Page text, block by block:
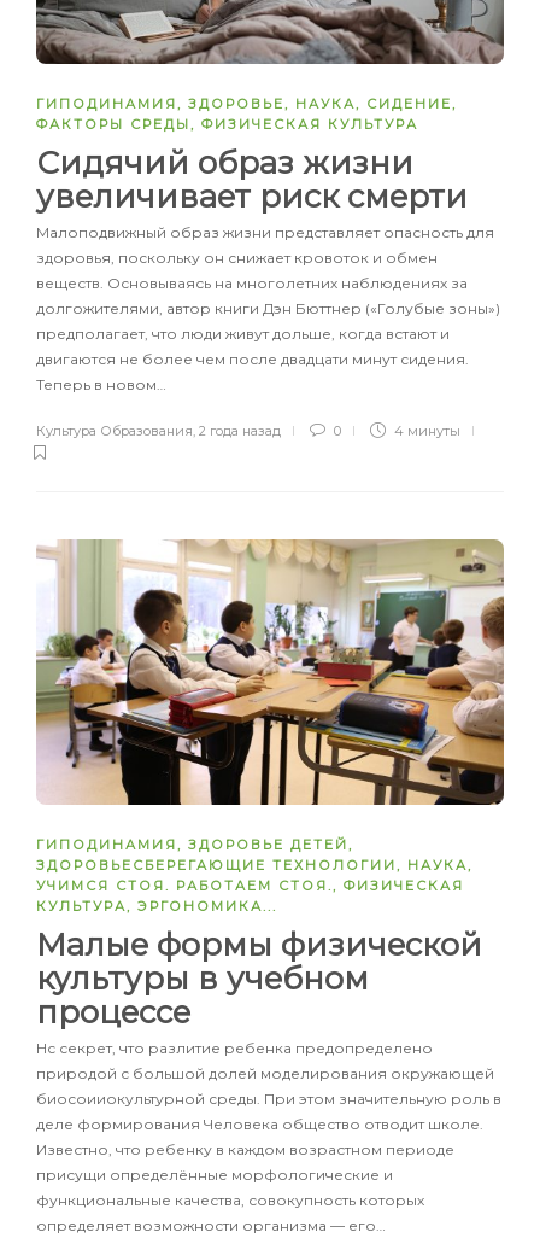
ГИПОДИНАМИЯ, ЗДОРОВЬЕ, НАУКА, СИДЕНИЕ,
ФАКТОРЫ СРЕДЫ, ФИЗИЧЕСКАЯ КУЛЬТУРА
Сидячий образ жизни
увеличивает риск смерти
Малоподвижный образ жизни представляет опасность для
здоровья, поскольку он снижает кровоток и обмен
веществ. Основываясь на многолетних наблюдениях за
долгожителями, автор книги Дэн Бюттнер («Голубые зоны»)
предполагает, что люди живут дольше, когда встают и
двигаются не более чем после двадцати минут сидения.
Теперь в новом…
Культура Образования, 2 года назад 0 4 минуты
ГИПОДИНАМИЯ , ЗДОРОВЬЕ ДЕТЕЙ ,
ЗДОРОВЬЕСБЕРЕГАЮЩИЕ ТЕХНОЛОГИИ , НАУКА ,
УЧИМСЯ СТОЯ. РАБОТАЕМ СТОЯ. , ФИЗИЧЕСКАЯ
КУЛЬТУРА , ЭРГОНОМИКА
Малые формы физической
культуры в учебном
процессе
Нс секрет, что разлитие ребенка предопределено
природой с большой долей моделирования окружающей
биосоииокультурной среды. При этом значительную роль в
деле формирования Человека общество отводит школе.
Известно, что ребенку в каждом возрастном периоде
присущи определённые морфологические и
функциональные качества, совокупность которых
определяет возможности организма — его…